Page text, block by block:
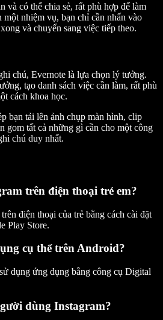
và có thể chia sẻ, rất phù hợp để làm
nhiệm vụ, bạn chỉ cần nhấn vào
và chuyển sang việc tiếp theo.
chú, Evernote là lựa chọn lý tưởng.
tạo danh sách việc cần làm, rất phù
cách khoa học.
bạn tải lên ảnh chụp màn hình, clip
gom tất cả những gì cần cho một công
chú duy nhất.
trên điện thoại trẻ em?
điện thoại của trẻ bằng cách cài đặt
Play Store.
cụ thể trên Android?
dụng ứng dụng bằng công cụ Digital
dùng Instagram?